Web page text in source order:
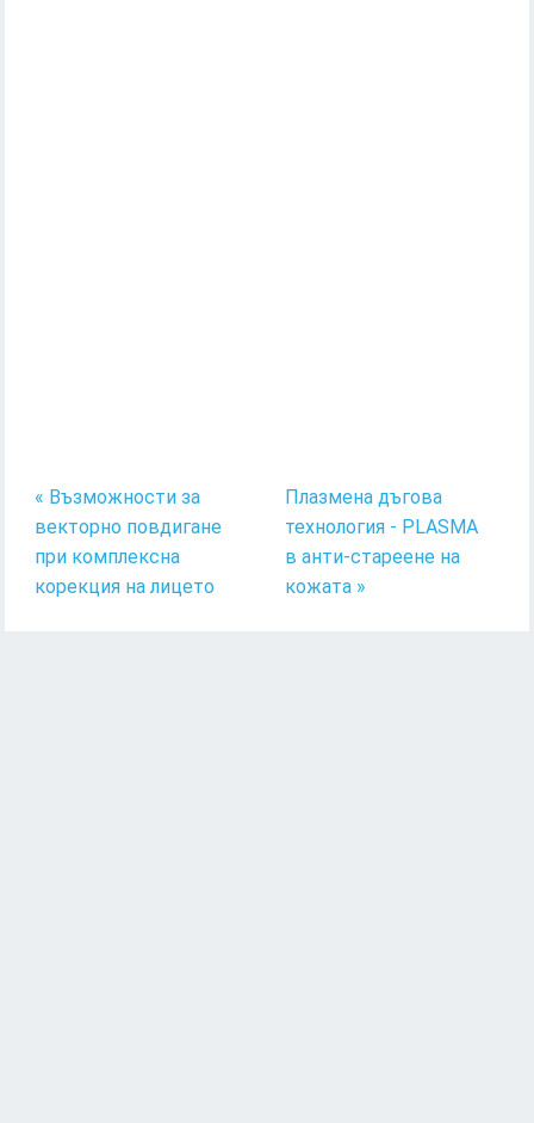
« Възможности за
векторно повдигане
при комплексна
корекция на лицето
Плазмена дъгова
технология - PLASMA
в анти-стареене на
кожата »